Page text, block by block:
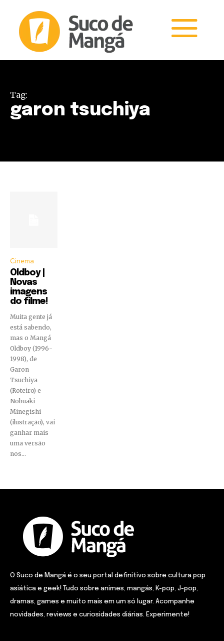
Tag:
garon tsuchiya
Cinema
Oldboy |
Novas
imagens
do filme!
Muita gente já
está sabendo,
mas o Mangá
Oldboy (1996-
1998), de
Garon
Tsuchiya
(Roteiro) e
Nobuaki
Minegishi
(ilustração), vai
ganhar mais
uma versão
nos...
O Suco de Mangá é o seu portal definitivo sobre cultura pop
asiática e geek! Tudo sobre animes, mangás, K-pop, J-pop,
dramas, games e muito mais em um só lugar. Acompanhe
novidades, reviews e curiosidades diárias. Experimente!